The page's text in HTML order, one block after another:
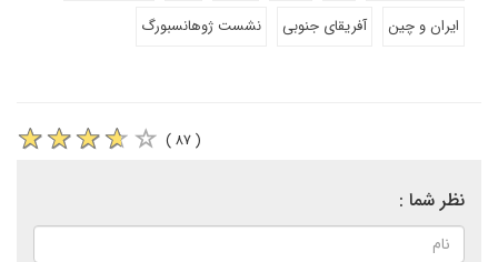
ایران و چین
آفریقای جنوبی نشست ژوهانسبورگ
( ۸۷ )
نظر شما :